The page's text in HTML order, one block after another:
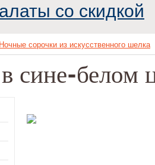
со скидкой
Ночные сорочки из искусственного шелка
сине-белом